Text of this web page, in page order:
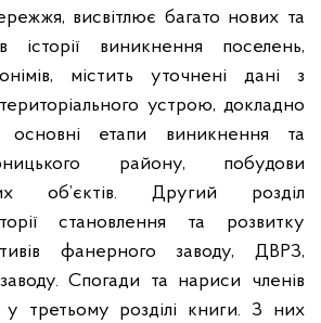
висвітлює багато нових та
історії виникнення поселень,
містить уточнені дані з
устрою, докладно
основні етапи виникнення та
району, побудови
об’єктів. Другий розділ
становлення та розвитку
фанерного заводу, ДВРЗ,
Спогади та нариси членів
у третьому розділі книги. З них